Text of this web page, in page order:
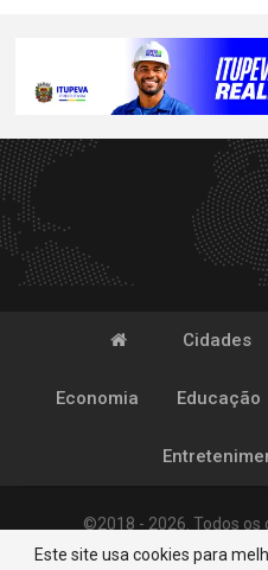
Cidades
Economia Educação
©2018 - 2026. Todos
Este site usa cookies para